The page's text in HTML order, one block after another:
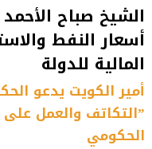
الشيخ صباح
أسعار النفط
المالية للدولة
أمير الكويت يدعو
”التكاتف والعمل على
الحكومي